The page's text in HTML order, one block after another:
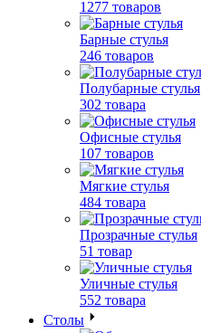
1277 товаров
Барные стулья
246 товаров
Полубарные стулья
302 товара
Офисные стулья
107 товаров
Мягкие стулья
484 товара
Прозрачные стулья
51 товар
Уличные стулья
552 товара
Столы